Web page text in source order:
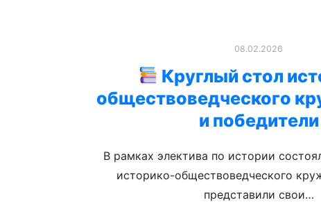
08.02.2026
Круглый стол
обществоведческого
и победители
В рамках электива по истории
историко-обществоведческого
представили свои…